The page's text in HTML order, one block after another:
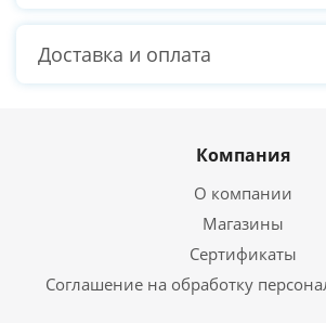
Доставка и оплата
Компания
О компании
Магазины
Сертификаты
Соглашение на обработку